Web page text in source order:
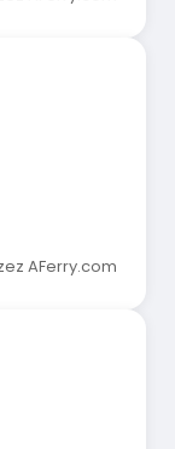
AFerry.com